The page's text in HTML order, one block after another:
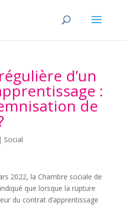
d’un
:
de
Social
2022, la Chambre sociale de
que lorsque la rupture
du contrat d’apprentissage